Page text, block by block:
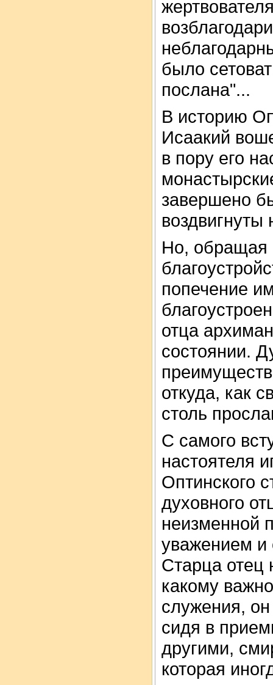
было
послана"...
В историю
Исаакий
в пору его
завершено
Но, обращая
попечение
отца
состоянии.
откуда, как
столь
С самого
настоятеля
Оптинского
духовного
неизменной
уважением и
Старца отец
какому
служения,
сидя в
другими,
которая